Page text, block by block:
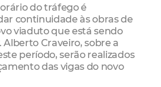
do tráfego é
continuidade às obras de
viaduto que está sendo
Craveiro, sobre a
período, serão realizados
das vigas do novo